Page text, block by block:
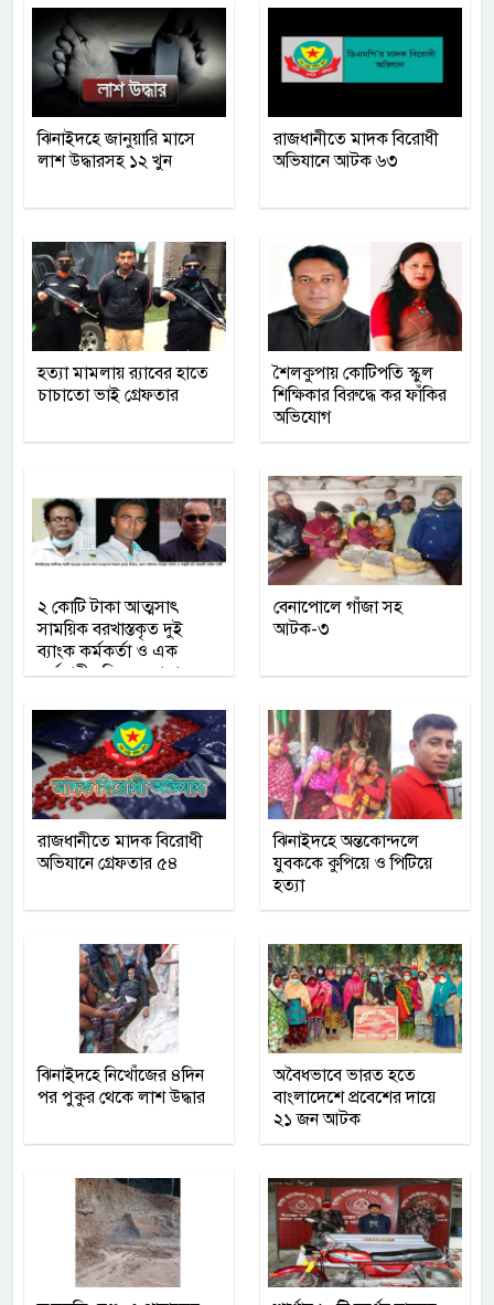
ঝিনাইদহে জানুয়ারি মাসে
লাশ উদ্ধারসহ ১২ খুন
রাজধানীতে মাদক বিরোধী
অভিযানে আটক ৬৩
হত্যা মামলায় র‌্যাবের হাতে
চাচাতো ভাই গ্রেফতার
শৈলকুপায় কোটিপতি স্কুল
শিক্ষিকার বিরুদ্ধে কর ফাঁকির
অভিযোগ
২ কোটি টাকা আত্মসাৎ
সাময়িক বরখাস্তকৃত দুই
ব্যাংক কর্মকর্তা ও এক
কর্মচারীর বিরুদ্ধে আদালতে
বেনাপোলে গাঁজা সহ
আটক-৩
রাজধানীতে মাদক বিরোধী
অভিযানে গ্রেফতার ৫৪
ঝিনাইদহে অন্তকোন্দলে
যুবককে কুপিয়ে ও পিটিয়ে
হত্যা
ঝিনাইদহে নিখোঁজের ৪দিন
পর পুকুর থেকে লাশ উদ্ধার
অবৈধভাবে ভারত হতে
বাংলাদেশে প্রবেশের দায়ে
২১ জন আটক